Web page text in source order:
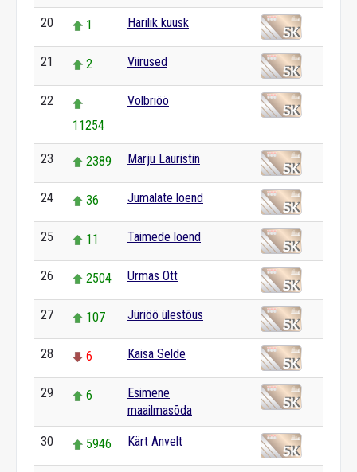
20 1 Harilik kuusk
21 2 Viirused
22
11254
Volbriöö
23 2389 Marju Lauristin
24 36 Jumalate loend
25 11 Taimede loend
26 2504 Urmas Ott
27 107 Jüriöö ülestõus
28 6 Kaisa Selde
29 6
Esimene
maailmasõda
30 5946 Kärt Anvelt